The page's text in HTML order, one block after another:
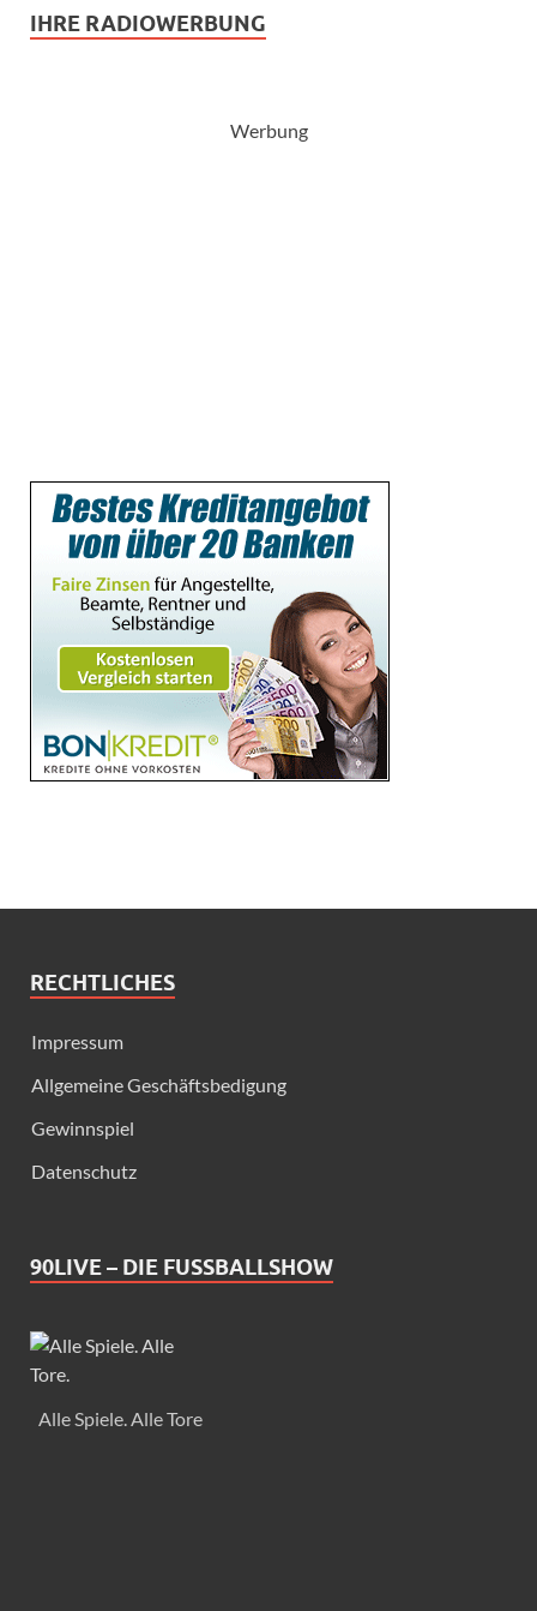
IHRE RADIOWERBUNG
Werbung
RECHTLICHES
Impressum
Allgemeine Geschäftsbedigung
Gewinnspiel
Datenschutz
90LIVE – DIE FUSSBALLSHOW
Alle Spiele. Alle Tore